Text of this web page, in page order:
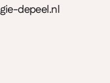
depeel.nl